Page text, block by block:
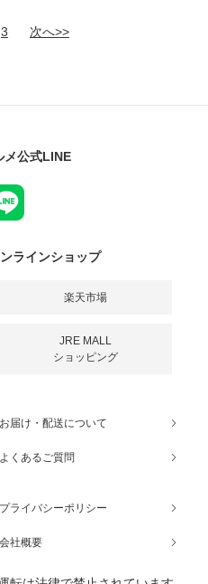
3 次へ>>
メ公式LINE
ラインショップ
楽天市場
JRE MALL
ショッピング
お届け・配送について
よくあるご質問
プライバシーポリシー
会社概要